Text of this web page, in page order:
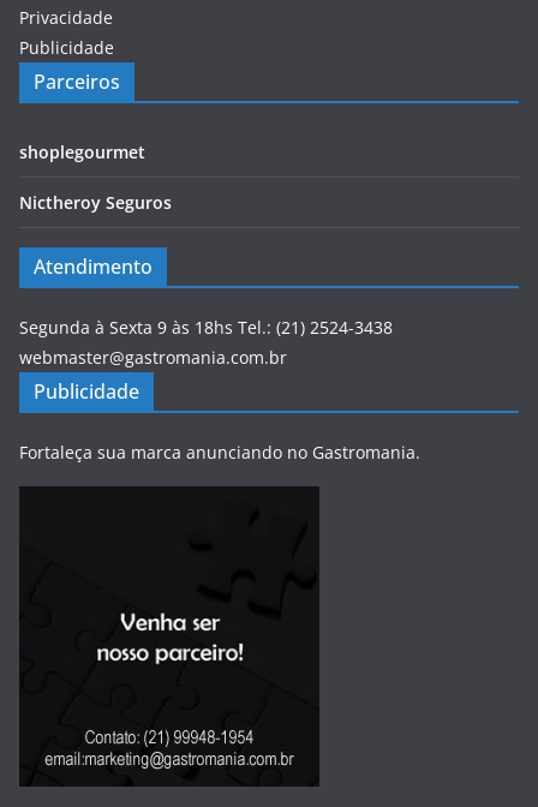
Privacidade
Publicidade
Parceiros
shoplegourmet
Nictheroy Seguros
Atendimento
Segunda à Sexta 9 às 18hs Tel.: (21) 2524-3438
webmaster@gastromania.com.br
Publicidade
Fortaleça sua marca anunciando no Gastromania.